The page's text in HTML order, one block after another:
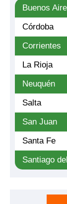
Buenos
Córdoba
Corrientes
La Rioja
Neuquén
Salta
San Juan
Santa Fe
Santiago